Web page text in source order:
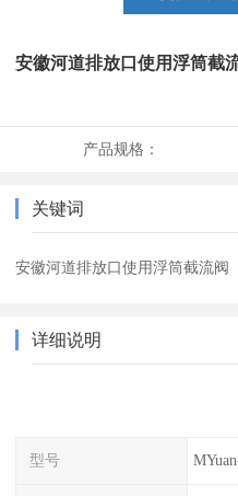
安徽河道排放口使用浮筒截
产品规格：
关键词
安徽河道排放口使用浮筒截流阀
详细说明
型号